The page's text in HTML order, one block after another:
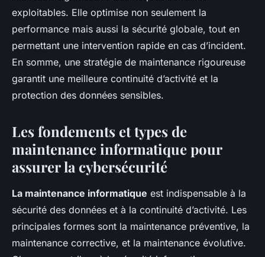
exploitables. Elle optimise non seulement la
performance mais aussi la sécurité globale, tout en
permettant une intervention rapide en cas d’incident.
En somme, une stratégie de maintenance rigoureuse
garantit une meilleure continuité d’activité et la
protection des données sensibles.
Les fondements et types de
maintenance informatique pour
assurer la cybersécurité
La maintenance informatique est indispensable à la
sécurité des données et à la continuité d’activité. Les
principales formes sont la maintenance préventive, la
maintenance corrective, et la maintenance évolutive.